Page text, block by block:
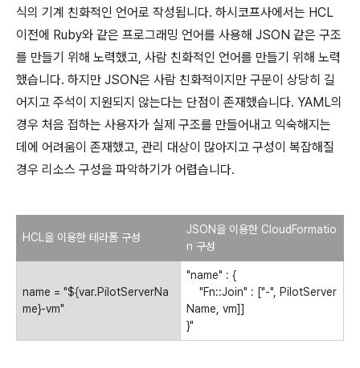
식의 기계 친화적인 언어로 작성됩니다. 하시코프사에서는 HCL
이전에 Ruby와 같은 프로그래밍 언어를 사용해 JSON 같은 구조
를 만들기 위해 노력했고, 사람 친화적인 언어를 만들기 위해 노력
했습니다. 하지만 JSON은 사람 친화적이지만 구문이 상당히 길
어지고 주석이 지원되지 않는다는 단점이 존재했습니다. YAML의
경우 처음 접하는 사용자가 실제 구조를 만들어내고 익숙해지는
데에 어려움이 존재했고, 관리 대상이 많아지고 구성이 복잡해질
경우 리소스 구성을 파악하기가 어렵습니다.
HCL을 이용한 테라폼 구성
JSON을 이용한 CloudFormatio
n 구성
name = "${var.PilotServerNa
me}-vm"
"name" : {
"Fn::Join" : ["-", PilotServer
Name, vm]]
}"